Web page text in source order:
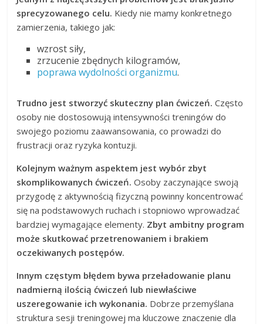
sprecyzowanego celu. Kiedy nie mamy konkretnego
zamierzenia, takiego jak:
wzrost siły,
zrzucenie zbędnych kilogramów,
poprawa wydolności organizmu.
Trudno jest stworzyć skuteczny plan ćwiczeń. Często
osoby nie dostosowują intensywności treningów do
swojego poziomu zaawansowania, co prowadzi do
frustracji oraz ryzyka kontuzji.
Kolejnym ważnym aspektem jest wybór zbyt
skomplikowanych ćwiczeń. Osoby zaczynające swoją
przygodę z aktywnością fizyczną powinny koncentrować
się na podstawowych ruchach i stopniowo wprowadzać
bardziej wymagające elementy. Zbyt ambitny program
może skutkować przetrenowaniem i brakiem
oczekiwanych postępów.
Innym częstym błędem bywa przeładowanie planu
nadmierną ilością ćwiczeń lub niewłaściwe
uszeregowanie ich wykonania. Dobrze przemyślana
struktura sesji treningowej ma kluczowe znaczenie dla